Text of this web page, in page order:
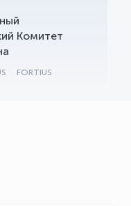
Комитет
FORTIUS